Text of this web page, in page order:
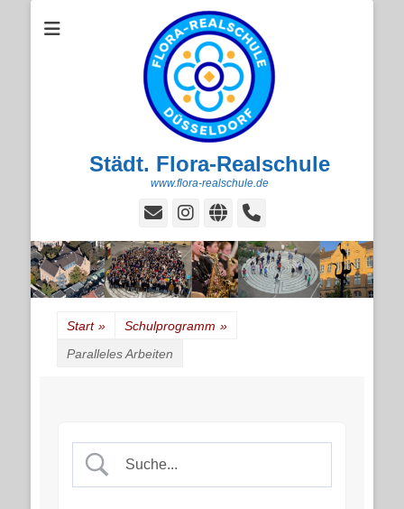
Städt. Flora-Realschule
www.flora-realschule.de
E-
Instagram
Website
Handset
Start » Schulprogramm »
Paralleles Arbeiten